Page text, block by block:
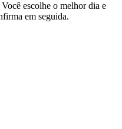
escolhe o melhor dia e
em seguida.